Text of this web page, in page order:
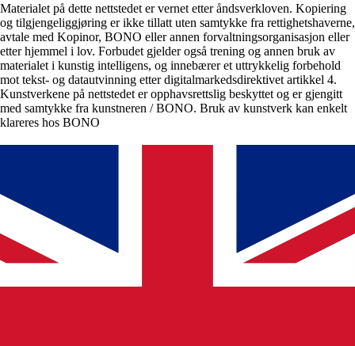
Materialet på dette nettstedet er vernet etter åndsverkloven. Kopiering
og tilgjengeliggjøring er ikke tillatt uten samtykke fra rettighetshaverne,
avtale med Kopinor, BONO eller annen forvaltningsorganisasjon eller
etter hjemmel i lov. Forbudet gjelder også trening og annen bruk av
materialet i kunstig intelligens, og innebærer et uttrykkelig forbehold
mot tekst- og datautvinning etter digitalmarkedsdirektivet artikkel 4.
Kunstverkene på nettstedet er opphavsrettslig beskyttet og er gjengitt
med samtykke fra kunstneren / BONO. Bruk av kunstverk kan enkelt
klareres hos BONO